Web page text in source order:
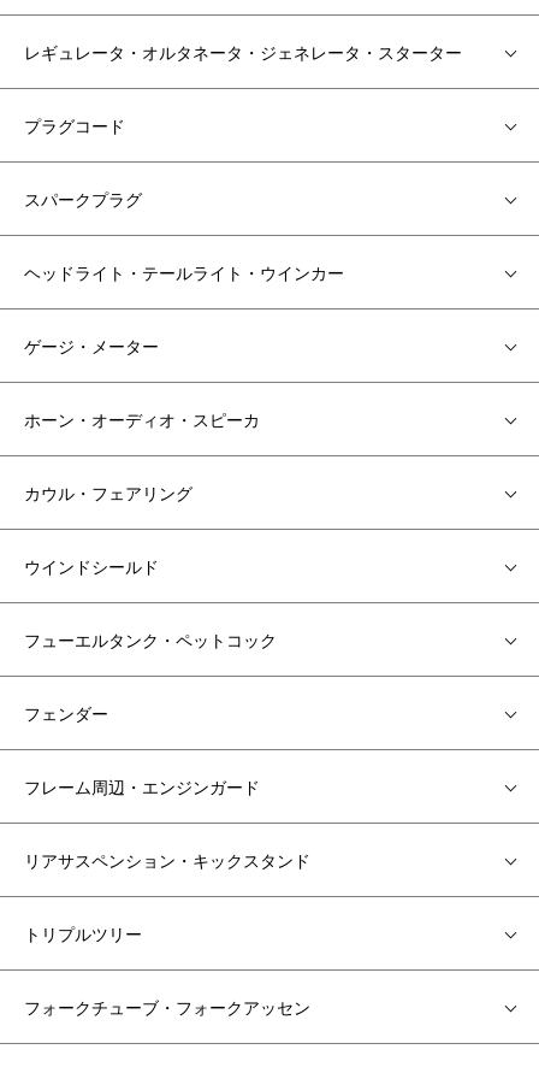
レギュレータ・オルタネータ・ジェネレータ・スターター
プラグコード
スパークプラグ
ヘッドライト・テールライト・ウインカー
ゲージ・メーター
ホーン・オーディオ・スピーカ
カウル・フェアリング
ウインドシールド
フューエルタンク・ペットコック
フェンダー
フレーム周辺・エンジンガード
リアサスペンション・キックスタンド
トリプルツリー
フォークチューブ・フォークアッセン